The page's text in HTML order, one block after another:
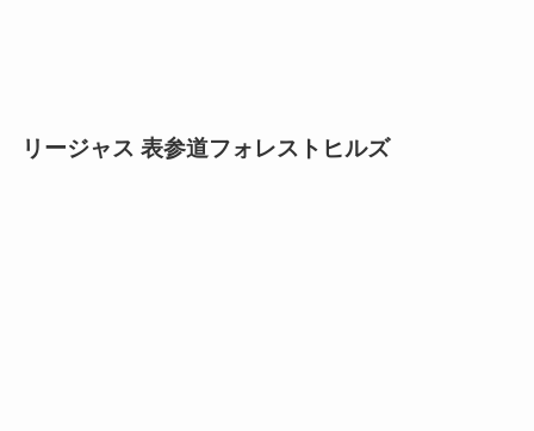
リージャス 表参道フォレストヒルズ